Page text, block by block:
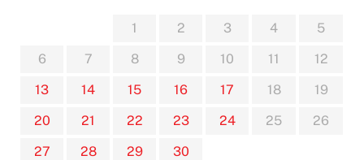
1 2 3 4
5
6
7 8 9 10 11
12
13
14 15 16 17 18
19
20
21 22 23 24 25
26
27
28 29 30